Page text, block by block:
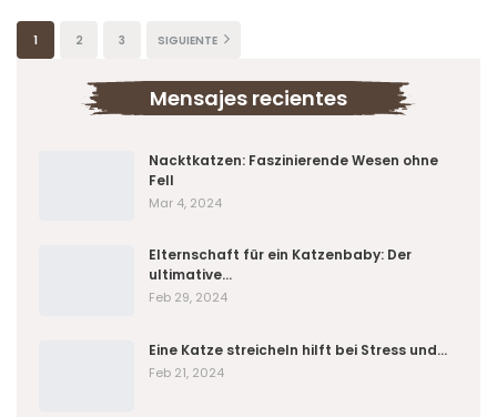
1 2 3 SIGUIENTE
Mensajes recientes
Nacktkatzen: Faszinierende Wesen ohne
Fell
Mar 4, 2024
Elternschaft für ein Katzenbaby: Der
ultimative…
Feb 29, 2024
Eine Katze streicheln hilft bei Stress und…
Feb 21, 2024